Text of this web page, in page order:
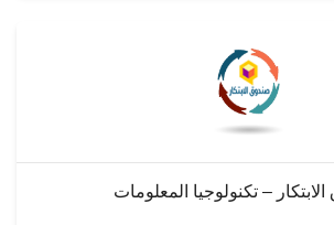
– تكنولوجيا المعلومات